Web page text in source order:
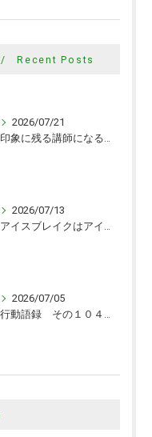
Recent Posts
2026/07/21
2026/07/13
2026/07/05